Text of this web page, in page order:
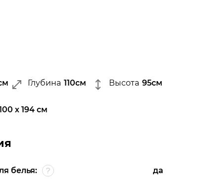
Глубина 110см Высота 95см
х 194 см
белья: да